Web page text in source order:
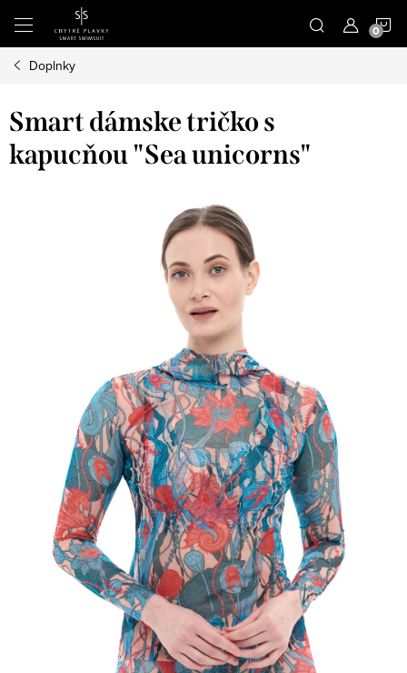
obsah
Doplnky
Smart dámske tričko s
kapucňou "Sea unicorns"